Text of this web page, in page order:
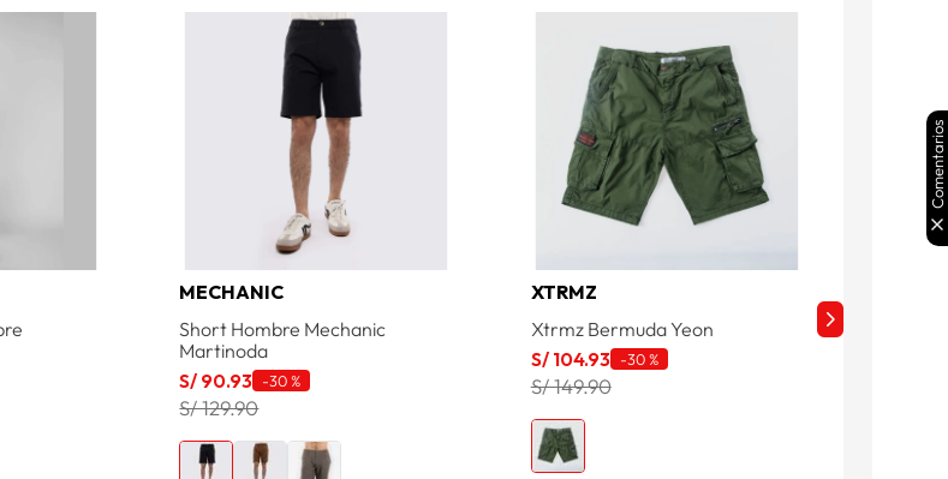
MECHANIC
Short Hombre Mechanic
Martinoda
S/ 90.93 -30 %
S/ 129.90
XTRMZ
Xtrmz Bermuda Yeon
S/ 104.93 -30 %
S/ 149.90
Comentarios